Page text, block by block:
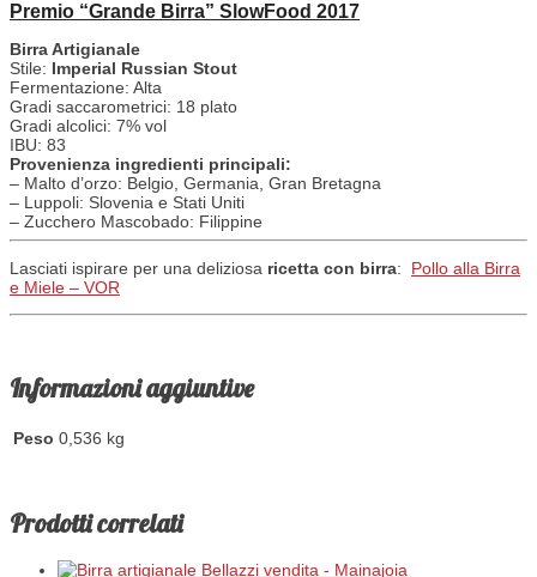
Premio “Grande Birra” SlowFood 2017
Birra Artigianale
Stile: Imperial Russian Stout
Fermentazione: Alta
Gradi saccarometrici: 18 plato
Gradi alcolici: 7% vol
IBU: 83
Provenienza ingredienti principali:
– Malto d’orzo: Belgio, Germania, Gran Bretagna
– Luppoli: Slovenia e Stati Uniti
– Zucchero Mascobado: Filippine
Lasciati ispirare per una deliziosa ricetta con birra: Pollo alla Birra
e Miele – VOR
Informazioni aggiuntive
Peso 0,536 kg
Prodotti correlati